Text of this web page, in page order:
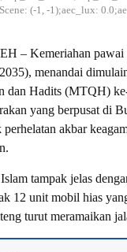
(-1, -1);aec_lux:
– Kemeriahan pawai
menandai
dan Hadits (MTQH)
yang berpusat di
perhelatan akbar
tampak jelas
12 unit mobil hias
turut meramaikan